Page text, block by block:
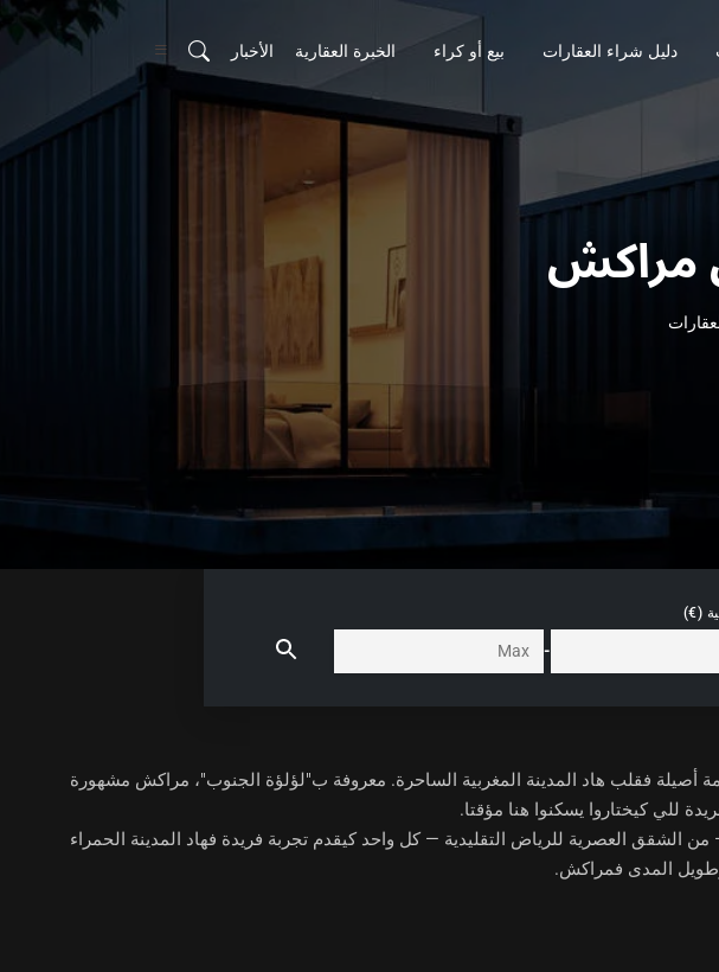
دليل شراء العقارات بيع أو كراء الخبرة العقارية الأخبار
مراكش
(€)
-
أصيلة فقلب هاد المدينة المغربية الساحرة. معروفة ب"لؤلؤة الجنوب"، مراكش مشهورة
للي كيختاروا يسكنوا هنا مؤقتا.
الشقق العصرية للرياض التقليدية — كل واحد كيقدم تجربة فريدة فهاد المدينة الحمراء
وطويل المدى فمراكش.